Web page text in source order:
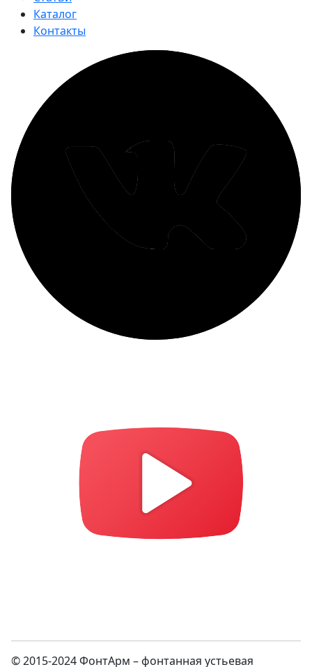
Каталог
Контакты
© 2015-2024 ФонтАрм – фонтанная устьевая